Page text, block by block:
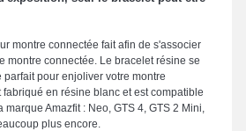
montre connectée fait afin de s'associer
montre connectée. Le bracelet résine se
pour enjoliver votre montre
en résine blanc et est compatible
Amazfit : Neo, GTS 4, GTS 2 Mini,
plus encore.